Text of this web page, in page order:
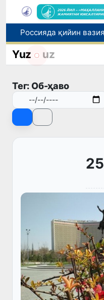
Yuz uz
Тег: Об-ҳаво
25